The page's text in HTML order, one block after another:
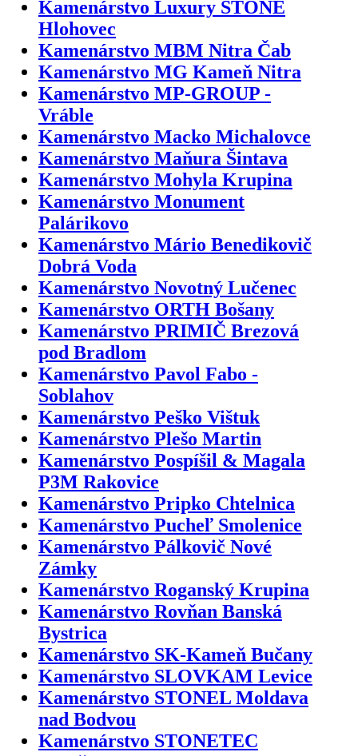
Kamenárstvo Luxury STONE
Hlohovec
Kamenárstvo MBM Nitra Čab
Kamenárstvo MG Kameň Nitra
Kamenárstvo MP-GROUP -
Vráble
Kamenárstvo Macko Michalovce
Kamenárstvo Maňura Šintava
Kamenárstvo Mohyla Krupina
Kamenárstvo Monument
Palárikovo
Kamenárstvo Mário Benedikovič
Dobrá Voda
Kamenárstvo Novotný Lučenec
Kamenárstvo ORTH Bošany
Kamenárstvo PRIMIČ Brezová
pod Bradlom
Kamenárstvo Pavol Fabo -
Soblahov
Kamenárstvo Peško Vištuk
Kamenárstvo Plešo Martin
Kamenárstvo Pospíšil & Magala
P3M Rakovice
Kamenárstvo Pripko Chtelnica
Kamenárstvo Pucheľ Smolenice
Kamenárstvo Pálkovič Nové
Zámky
Kamenárstvo Roganský Krupina
Kamenárstvo Rovňan Banská
Bystrica
Kamenárstvo SK-Kameň Bučany
Kamenárstvo SLOVKAM Levice
Kamenárstvo STONEL Moldava
nad Bodvou
Kamenárstvo STONETEC